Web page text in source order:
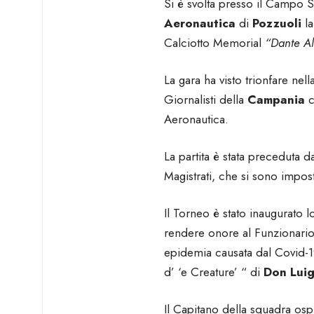
Si è svolta presso il Campo
Aeronautica di Pozzuoli
Calciotto Memorial “Dante
La gara ha visto trionfare
Giornalisti della Campania
Aeronautica.
La partita è stata preceduta
Magistrati, che si sono
Il Torneo è stato inaugurato
rendere onore al
epidemia causata dal Covid-
d’ ‘e Creature’ “ di Don
Il Capitano della squadra